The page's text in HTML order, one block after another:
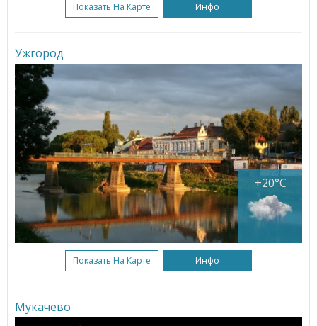
Показать На Карте Инфо
Ужгород
+20°C
Показать На Карте Инфо
Мукачево